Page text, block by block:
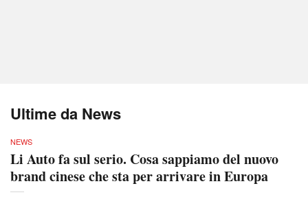
Ultime da News
NEWS
Li Auto fa sul serio. Cosa sappiamo del nuovo
brand cinese che sta per arrivare in Europa